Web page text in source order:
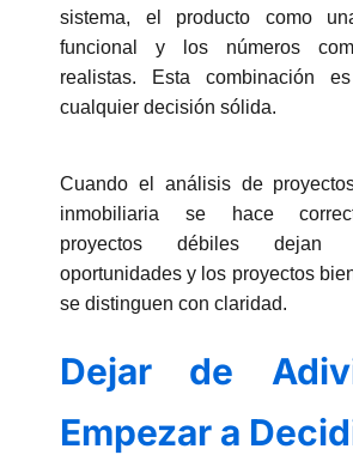
sistema, el producto como
funcional y los números
realistas. Esta combinación
cualquier decisión sólida.
Cuando el análisis de
inmobiliaria se hace
proyectos débiles dejan
oportunidades y los proyectos
se distinguen con claridad.
Dejar de
Empezar a